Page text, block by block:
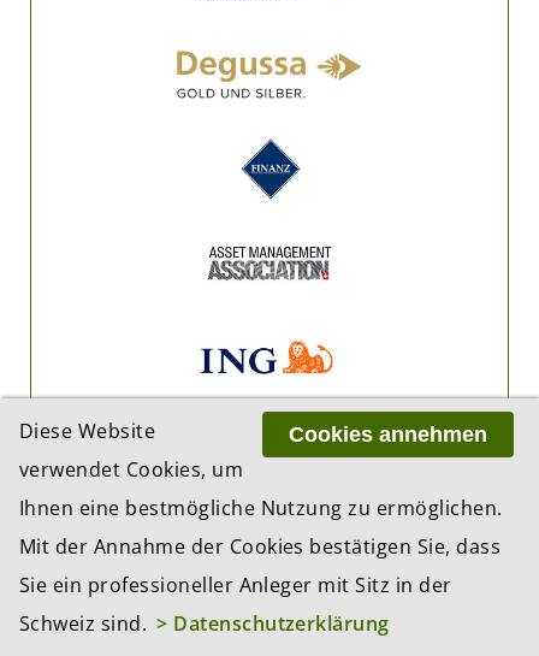
Cookies annehmen
Diese Website
verwendet Cookies, um
Ihnen eine bestmögliche Nutzung zu ermöglichen.
Mit der Annahme der Cookies bestätigen Sie, dass
Sie ein professioneller Anleger mit Sitz in der
Schweiz sind. > Datenschutzerklärung